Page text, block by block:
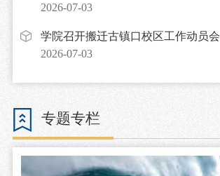
2026-07-03
学院召开搬迁古镇口校区工作动员会
2026-07-03
专题专栏